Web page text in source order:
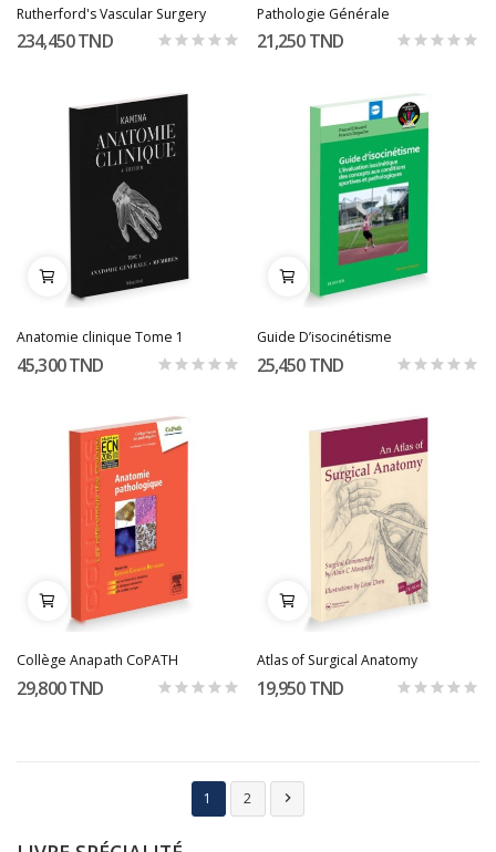
Rutherford's Vascular Surgery
234,450 TND
Pathologie Générale
21,250 TND
Anatomie clinique Tome 1
45,300 TND
Guide D’isocinétisme
25,450 TND
Collège Anapath CoPATH
29,800 TND
Atlas of Surgical Anatomy
19,950 TND
1 2 